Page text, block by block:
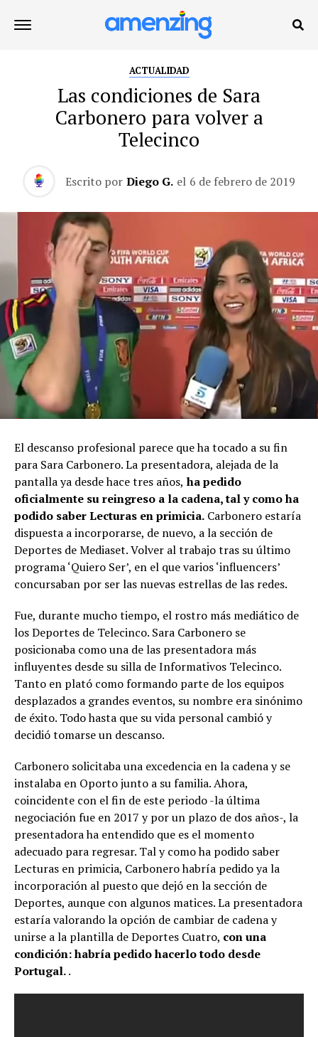
ACTUALIDAD
Las condiciones de Sara
Carbonero para volver a
Telecinco
Escrito por Diego G. el 6 de febrero de 2019
El descanso profesional parece que ha tocado a su fin
para Sara Carbonero. La presentadora, alejada de la
pantalla ya desde hace tres años, ha pedido
oficialmente su reingreso a la cadena, tal y como ha
podido saber Lecturas en primicia. Carbonero estaría
dispuesta a incorporarse, de nuevo, a la sección de
Deportes de Mediaset. Volver al trabajo tras su último
programa ‘Quiero Ser’, en el que varios ‘influencers’
concursaban por ser las nuevas estrellas de las redes.
Fue, durante mucho tiempo, el rostro más mediático de
los Deportes de Telecinco. Sara Carbonero se
posicionaba como una de las presentadora más
influyentes desde su silla de Informativos Telecinco.
Tanto en plató como formando parte de los equipos
desplazados a grandes eventos, su nombre era sinónimo
de éxito. Todo hasta que su vida personal cambió y
decidió tomarse un descanso.
Carbonero solicitaba una excedencia en la cadena y se
instalaba en Oporto junto a su familia. Ahora,
coincidente con el fin de este periodo -la última
negociación fue en 2017 y por un plazo de dos años-, la
presentadora ha entendido que es el momento
adecuado para regresar. Tal y como ha podido saber
Lecturas en primicia, Carbonero habría pedido ya la
incorporación al puesto que dejó en la sección de
Deportes, aunque con algunos matices. La presentadora
estaría valorando la opción de cambiar de cadena y
unirse a la plantilla de Deportes Cuatro, con una
condición: habría pedido hacerlo todo desde
Portugal..